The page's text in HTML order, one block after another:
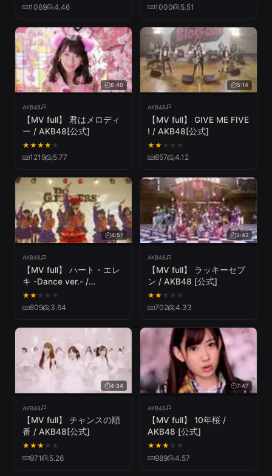
1069 4.46 1000 5.51
6:40
AKB48
【MV full】 君はメロディ
ー / AKB48[公式]
★★★★ ★
1219 5.77
5:14
AKB48
【MV full】 GIVE ME FIVE
! / AKB48[公式]
★★ ★ ★ ★
857 4.12
4:57
AKB48
【MV full】 ハート・エレ
キ -Dance ver.- /
AKB48[公式]
★★ ★ ★ ★
809 3.64
3:42
AKB48
【MV full】 ラッキーセブ
ン / AKB48 [公式]
★★ ★ ★ ★
702 4.33
4:34
AKB48
【MV full】 チャンスの順
番 / AKB48[公式]
★★★ ★ ★
971 5.26
7:47
AKB48
【MV full】 10年桜 /
AKB48 [公式]
★★★ ★ ★
989 4.57